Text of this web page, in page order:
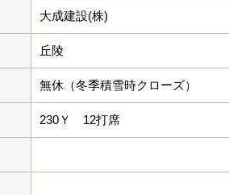
大成建設(株)
丘陵
無休（冬季積雪時クローズ）
230Ｙ 12打席